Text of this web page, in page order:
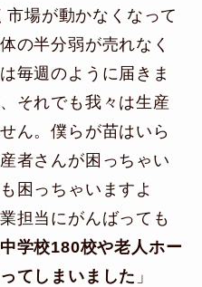
市場が動かなくなって
の半分弱が売れなく
毎週のように届きま
それでも我々は生産
ん。僕らが苗はいら
者さんが困っちゃい
困っちゃいますよ
担当にがんばっても
学校180校や老人ホー
てしまいました 」